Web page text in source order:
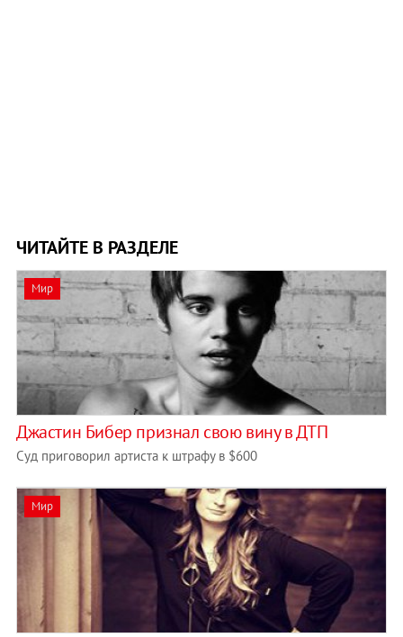
ЧИТАЙТЕ В РАЗДЕЛЕ
Мир
Джастин Бибер признал свою вину в ДТП
Суд приговорил артиста к штрафу в $600
Мир